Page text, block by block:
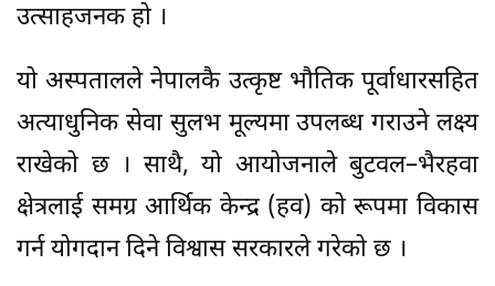
उत्साहजनक हो ।
यो अस्पतालले नेपालकै उत्कृष्ट भौतिक पूर्वाधारसहित
अत्याधुनिक सेवा सुलभ मूल्यमा उपलब्ध गराउने लक्ष्य
राखेको छ । साथै, यो आयोजनाले बुटवल–भैरहवा
क्षेत्रलाई समग्र आर्थिक केन्द्र (हव) को रूपमा विकास
गर्न योगदान दिने विश्वास सरकारले गरेको छ ।